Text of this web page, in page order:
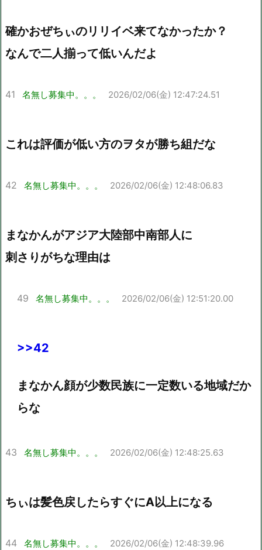
確かおぜちぃのリリイベ来てなかったか？
なんで二人揃って低いんだよ
41 名無し募集中。。。 2026/02/06(金) 12:47:24.51
これは評価が低い方のヲタが勝ち組だな
42 名無し募集中。。。 2026/02/06(金) 12:48:06.83
まなかんがアジア大陸部中南部人に
刺さりがちな理由は
49 名無し募集中。。。 2026/02/06(金) 12:51:20.00
>>42
まなかん顔が少数民族に一定数いる地域だか
らな
43 名無し募集中。。。 2026/02/06(金) 12:48:25.63
ちぃは髪色戻したらすぐにA以上になる
44 名無し募集中。。。 2026/02/06(金) 12:48:39.96